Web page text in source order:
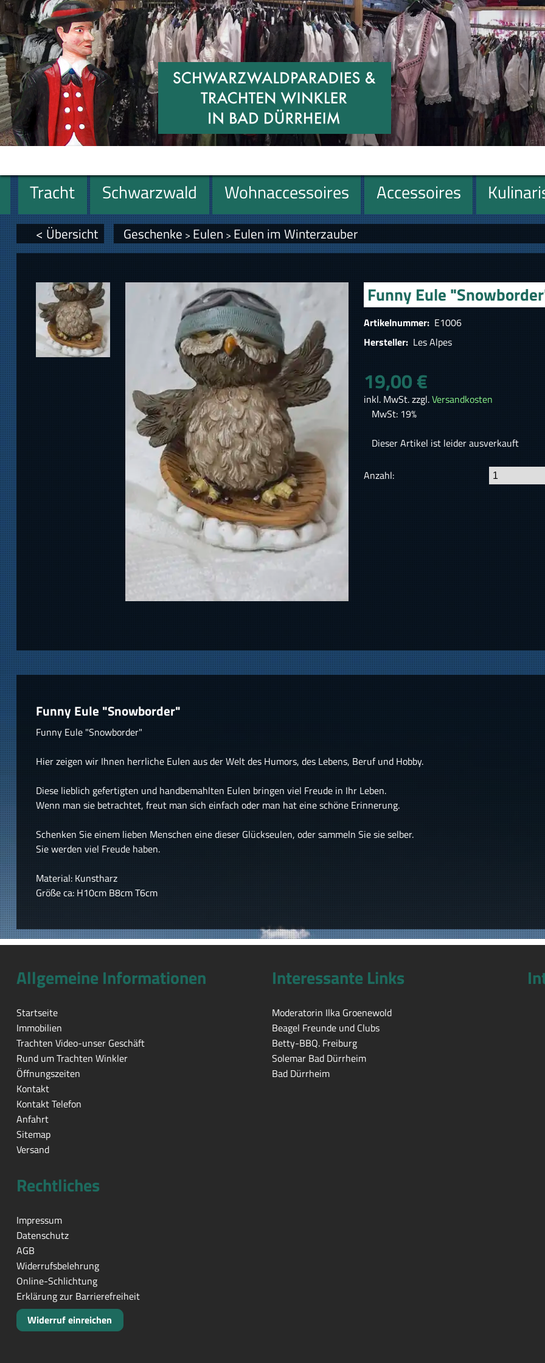
Tracht Schwarzwald Wohnaccessoires Accessoires
Geschenke
< Übersicht Geschenke > Eulen > Eulen im Winterzauber
Funny Eule
Artikelnummer: E1006
Hersteller: Les Alpes
19,00 €
inkl. MwSt. zzgl.Versandkosten
MwSt: 19%
Dieser Artikel ist leider ausverkauft
Anzahl:
Funny Eule "Snowborder"
Funny Eule "Snowborder"
Hier zeigen wir Ihnen herrliche Eulen aus der Welt des Humors, des Lebens, Beruf und Hobby.
Diese lieblich gefertigten und handbemahlten Eulen bringen viel Freude in Ihr Leben.
Wenn man sie betrachtet, freut man sich einfach oder man hat eine schöne Erinnerung.
Schenken Sie einem lieben Menschen eine dieser Glückseulen, oder sammeln Sie sie selber.
Sie werden viel Freude haben.
Material: Kunstharz
Größe ca: H10cm B8cm T6cm
Allgemeine Informationen
Startseite
Immobilien
Trachten Video-unser Geschäft
Rund um Trachten Winkler
Öffnungszeiten
Kontakt
Kontakt Telefon
Anfahrt
Sitemap
Versand
Interessante Links
Moderatorin Ilka Groenewold
Beagel Freunde und Clubs
Betty-BBQ. Freiburg
Solemar Bad Dürrheim
Bad Dürrheim
Rechtliches
Impressum
Datenschutz
AGB
Widerrufsbelehrung
Online-Schlichtung
Erklärung zur Barrierefreiheit
Widerruf einreichen